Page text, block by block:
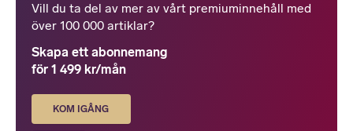
Vill du ta del av mer av vårt premiuminnehåll med
över 100 000 artiklar?
Skapa ett abonnemang
för 1 499 kr/mån
KOM IGÅNG